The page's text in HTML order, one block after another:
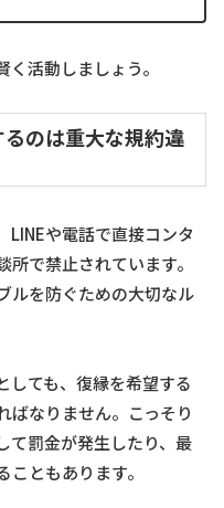
活動しましょう。
のは重大な規約違
LINEや電話で直接コンタ
で禁止されています。
ルを防ぐための大切なル
しても、復縁を希望する
ばなりません。こっそり
て罰金が発生したり、最
ともあります。